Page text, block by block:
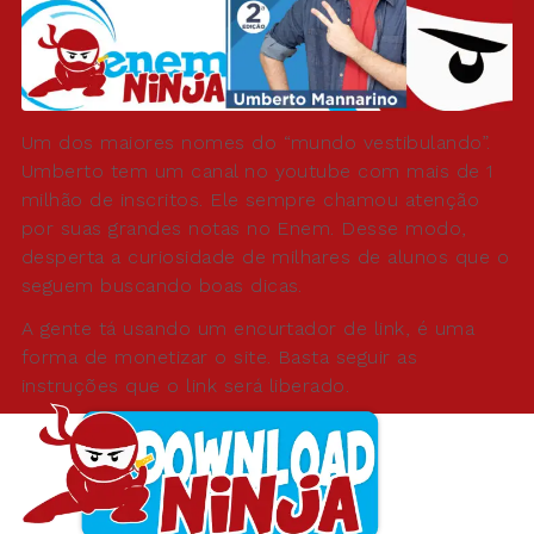
Um dos maiores nomes do “mundo vestibulando”.
Umberto tem um canal no youtube com mais de 1
milhão de inscritos. Ele sempre chamou atenção
por suas grandes notas no Enem. Desse modo,
desperta a curiosidade de milhares de alunos que o
seguem buscando boas dicas.
A gente tá usando um encurtador de link, é uma
forma de monetizar o site. Basta seguir as
instruções que o link será liberado.